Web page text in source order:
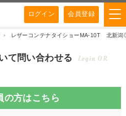
ログイン 会員登録
レザーコンテナタイショーMA-10T 北新
て問い合わせる
Login OR
の方はこちら